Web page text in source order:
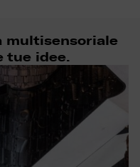
multisensoriale
tue idee.